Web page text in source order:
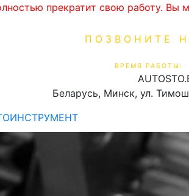
прекратит свою работу.
ПОЗВОНИТЕ
ВРЕМЯ РАБОТЫ:
Беларусь, Минск, ул.